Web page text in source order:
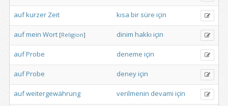
aufkurzer Zeit kısa bir süre için
aufmein Wort [Religion] dinim hakkı için
aufProbe deneme için
aufProbe deneyiçin
aufweitergewährung verilmenin devami için